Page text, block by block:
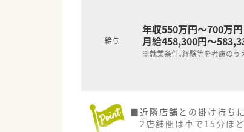
■代表は薬剤師ではありま
つねに薬剤師さんのた
とても社員想いの方で
給与
年収550万円～700万円
月給458,300円～
※就業条件、経験等を考慮のう
■近隣店舗との掛け持ち
2店舗間は車で15分ほど